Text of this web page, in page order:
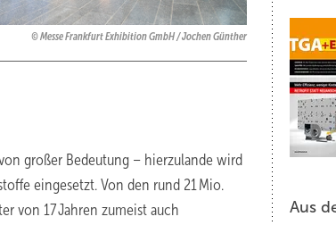
Messe Frankfurt Exhibition GmbH / Jochen Günther
großer Bedeutung – hierzulande wird
eingesetzt. Von den rund 21 Mio.
von 17 Jahren zumeist auch
Aus